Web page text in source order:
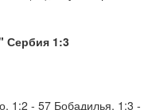
Сербия 1:3
1:2 - 57 Бобадилья, 1:3 -